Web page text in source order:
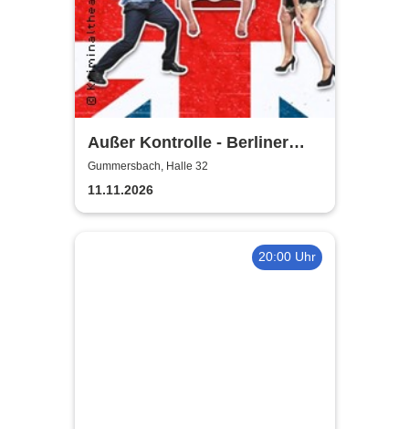
Außer Kontrolle - Berliner
Kriminal Theater
Gummersbach, Halle 32
11.11.2026
20:00 Uhr